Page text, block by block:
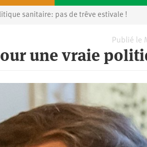
Opinions
sanitaire: pas de trêve estivale !
Publié le
une vraie